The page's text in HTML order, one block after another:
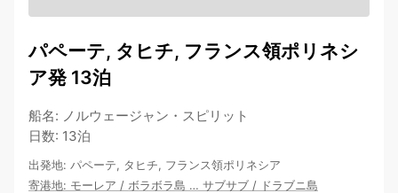
パペーテ, タヒチ, フランス領ポリネシ
ア発 13泊
船名: ノルウェージャン・スピリット
日数: 13泊
出発地: パペーテ, タヒチ, フランス領ポリネシア
寄港地: モーレア / ボラボラ島 … サブサブ / ドラブニ島